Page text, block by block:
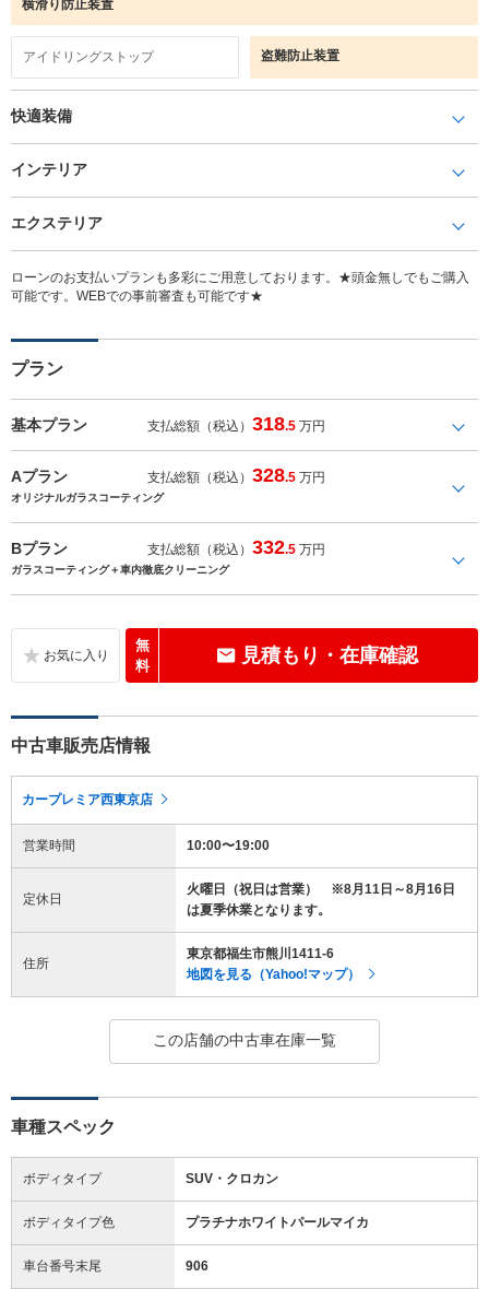
横滑り防止装置
アイドリングストップ 盗難防止装置
快適装備
インテリア
エクステリア
ローンのお支払いプランも多彩にご用意しております。★頭金無しでもご購入
可能です。WEBでの事前審査も可能です★
プラン
基本プラン 支払総額（税込）318.5 万円
Aプラン 支払総額（税込）328.5 万円
オリジナルガラスコーティング
Bプラン 支払総額（税込）332.5 万円
ガラスコーティング＋車内徹底クリーニング
無
料
見積もり・在庫確認
中古車販売店情報
カープレミア西東京店
営業時間 10:00〜19:00
定休日
火曜日（祝日は営業） ※8月11日～8月16日
は夏季休業となります。
住所
東京都福生市熊川1411-6
地図を見る（Yahoo!マップ）
この店舗の中古車在庫一覧
車種スペック
ボディタイプ SUV・クロカン
ボディタイプ色 プラチナホワイトパールマイカ
車台番号末尾 906